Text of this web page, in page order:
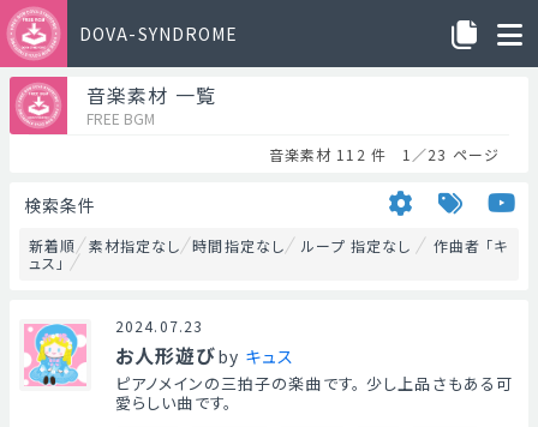
DOVA-SYNDROME
音楽素材 一覧
FREE BGM
音楽素材 112 件 1／23 ページ
検索条件
新着順 素材指定なし 時間指定なし ループ 指定なし
作曲者 「キ
ュス」
2024.07.23
お人形遊びby キュス
ピアノメインの三拍子の楽曲です。 少し上品さもある可
愛らしい曲です。